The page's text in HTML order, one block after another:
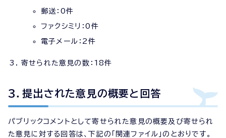
郵送：0件
ファクシミリ：0件
電子メール：2件
寄せられた意見の数：18件
3．提出された意見の概要と回答
パブリックコメントとして寄せられた意見の概要及び寄せられ
た意見に対する回答は、下記の「関連ファイル」のとおりです。